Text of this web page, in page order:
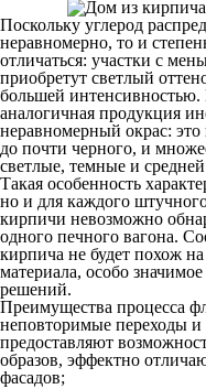
Поскольку углерод
неравномерно, то и
отличаться: участки с
приобретут светлый
большей
аналогичная продукция
неравномерный окрас:
до почти черного, и
светлые, темные и
Такая особенность
но и для каждого
кирпичи невозможно
одного печного вагона.
кирпича не будет похож
материала, особо
решений.
Преимущества процесса
неповторимые переходы и
предоставляют
образов, эффектно
фасадов;